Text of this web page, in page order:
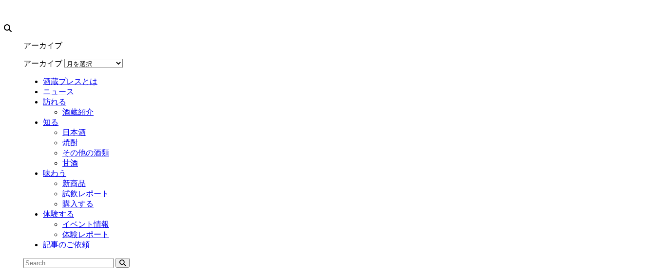
アーカイブ
アーカイブ
酒蔵プレスとは
ニュース
訪れる
酒蔵紹介
知る
日本酒
焼酎
その他の酒類
甘酒
味わう
新商品
試飲レポート
購入する
体験する
イベント情報
体験レポート
記事のご依頼